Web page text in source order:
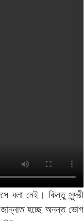
বলা নেই। কিন্তু সুন্দরী
জান্নাত হচ্ছে অনন্ত ভোগ